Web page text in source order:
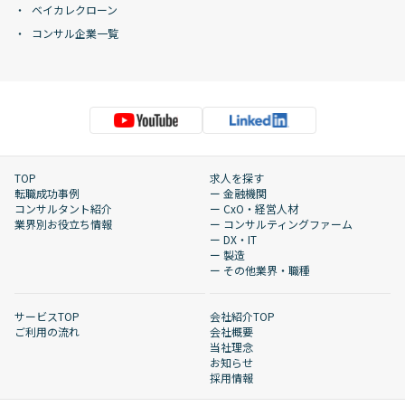
ベイカレクローン
コンサル企業一覧
TOP
転職成功事例
コンサルタント紹介
業界別お役立ち情報
求人を探す
ー 金融機関
ー CxO・経営人材
ー コンサルティングファーム
ー DX・IT
ー 製造
ー その他業界・職種
サービスTOP
ご利用の流れ
会社紹介TOP
会社概要
当社理念
お知らせ
採用情報